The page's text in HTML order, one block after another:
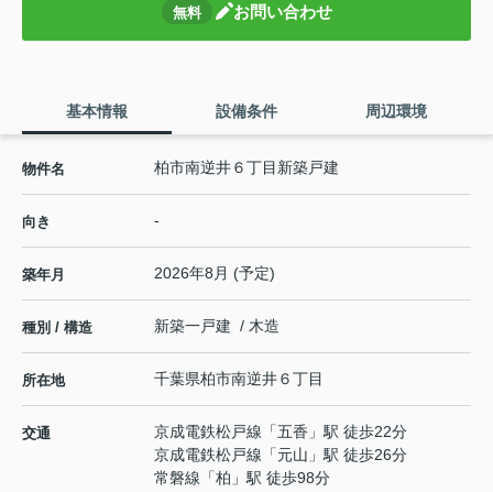
無料 お問い合わせ
基本情報 設備条件 周辺環境
物件名 柏市南逆井６丁目新築戸建
向き -
築年月 2026年8月 (予定)
種別 / 構造 新築一戸建 / 木造
所在地 千葉県柏市南逆井６丁目
交通 京成電鉄松戸線 「五香 」駅 徒歩22分
京成電鉄松戸線 「元山 」駅 徒歩26分
常磐線 「柏 」駅 徒歩98分